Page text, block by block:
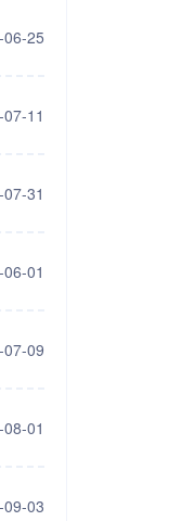
25
11
31
01
09
01
03